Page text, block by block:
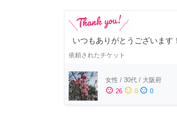
いつもありがとうございます
依頼されたチケット
女性 / 30代 / 大阪府
sentiment_satisfied 26 sentiment_neutral 0 sentiment_dissatisfied 0